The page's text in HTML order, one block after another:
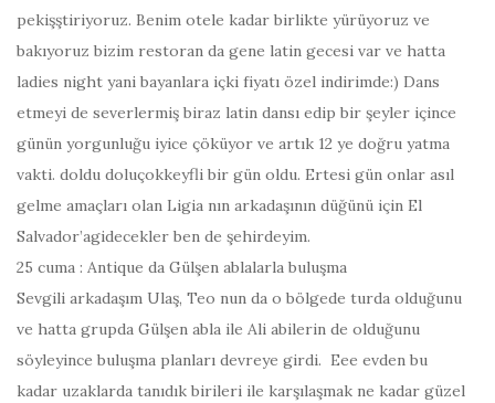
pekişştiriyoruz. Benim otele kadar birlikte yürüyoruz ve
bakıyoruz bizim restoran da gene latin gecesi var ve hatta
ladies night yani bayanlara içki fiyatı özel indirimde:) Dans
etmeyi de severlermiş biraz latin dansı edip bir şeyler içince
günün yorgunluğu iyice çöküyor ve artık 12 ye doğru yatma
vakti. doldu doluçokkeyfli bir gün oldu. Ertesi gün onlar asıl
gelme amaçları olan Ligia nın arkadaşının düğünü için El
Salvador’agidecekler ben de şehirdeyim.
25 cuma : Antique da Gülşen ablalarla buluşma
Sevgili arkadaşım Ulaş, Teo nun da o bölgede turda olduğunu
ve hatta grupda Gülşen abla ile Ali abilerin de olduğunu
söyleyince buluşma planları devreye girdi. Eee evden bu
kadar uzaklarda tanıdık birileri ile karşılaşmak ne kadar güzel